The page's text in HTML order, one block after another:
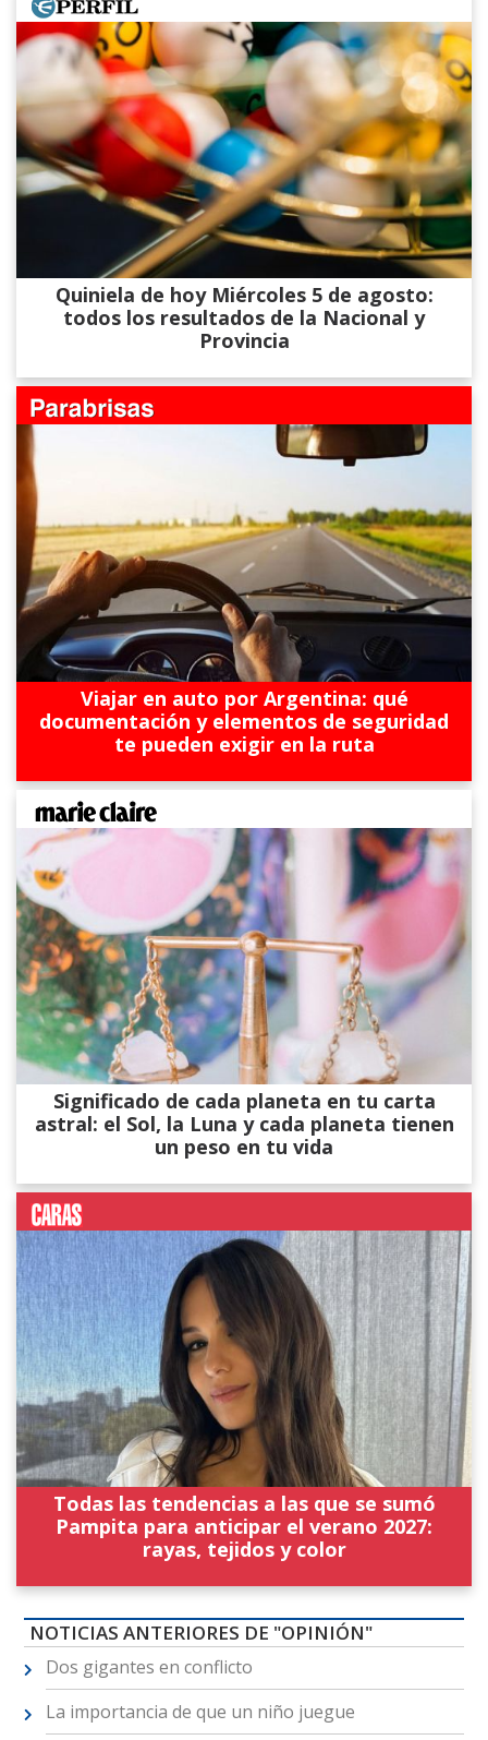
Quiniela de hoy Miércoles 5 de agosto:
todos los resultados de la Nacional y
Provincia
Viajar en auto por Argentina: qué
documentación y elementos de seguridad
te pueden exigir en la ruta
Significado de cada planeta en tu carta
astral: el Sol, la Luna y cada planeta tienen
un peso en tu vida
Todas las tendencias a las que se sumó
Pampita para anticipar el verano 2027:
rayas, tejidos y color
NOTICIAS ANTERIORES DE "OPINIÓN"
Dos gigantes en conflicto
La importancia de que un niño juegue